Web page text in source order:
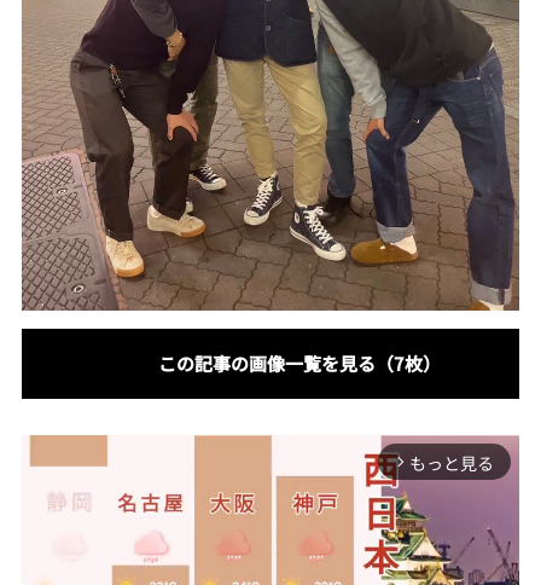
この記事の画像一覧を見る（7枚）
arrow_forward_ios もっと見る